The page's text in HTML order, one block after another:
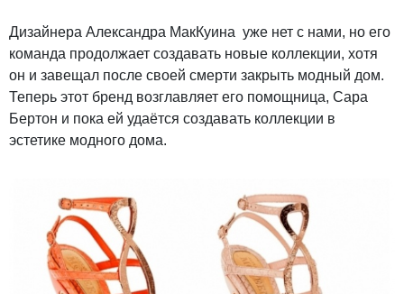
Дизайнера Александра МакКуина уже нет с нами, но его
команда продолжает создавать новые коллекции, хотя
он и завещал после своей смерти закрыть модный дом.
Теперь этот бренд возглавляет его помощница, Сара
Бертон и пока ей удаётся создавать коллекции в
эстетике модного дома.